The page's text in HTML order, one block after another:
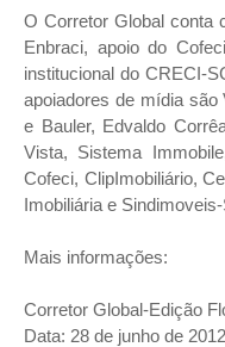
O Corretor Global conta
Enbraci, apoio do
institucional do CRECI-
apoiadores de mídia são
e Bauler, Edvaldo
Vista, Sistema
Cofeci, ClipImobiliário,
Imobiliária e
Mais informações:
Corretor Global-Edição
Data: 28 de junho de 2012